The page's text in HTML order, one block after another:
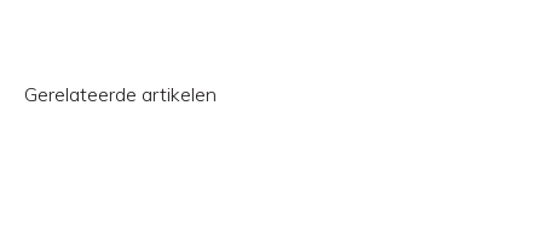
Gerelateerde artikelen